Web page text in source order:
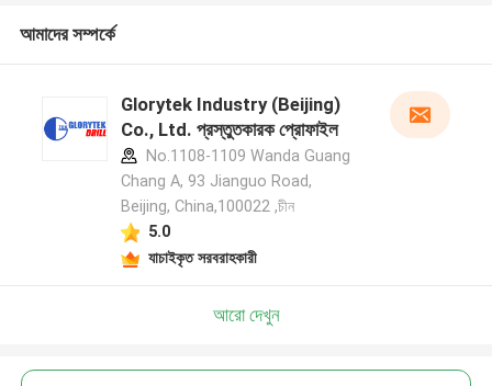
আমাদের সম্পর্কে
Glorytek Industry (Beijing)
Co., Ltd. প্রস্তুতকারক প্রোফাইল
No.1108-1109 Wanda Guang
Chang A, 93 Jianguo Road,
Beijing, China,100022 ,চীন
5.0
যাচাইকৃত সরবরাহকারী
আরো দেখুন